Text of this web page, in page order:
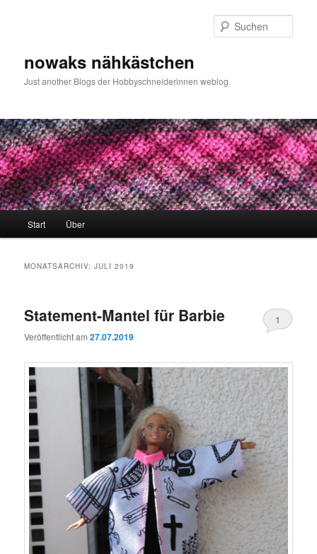
nowaks nähkästchen
Just another Blogs der Hobbyschneiderinnen weblog
Start Über
MONATSARCHIV:JULI 2019
Statement-Mantel für Barbie
Veröffentlicht am27.07.2019
1